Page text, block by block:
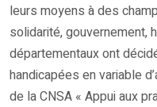
leurs moyens à des
solidarité, gouvernement,
départementaux ont
handicapées en variable
de la CNSA « Appui aux